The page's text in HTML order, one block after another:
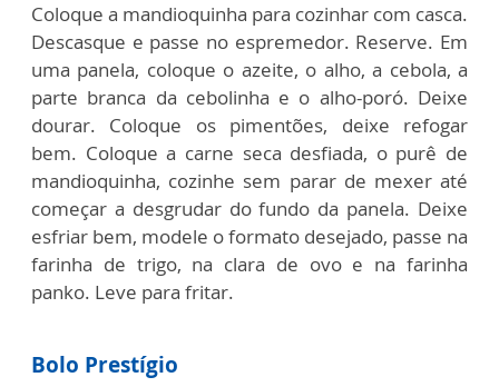
Coloque a mandioquinha para cozinhar com casca.
Descasque e passe no espremedor. Reserve. Em
uma panela, coloque o azeite, o alho, a cebola, a
parte branca da cebolinha e o alho-poró. Deixe
dourar. Coloque os pimentões, deixe refogar
bem. Coloque a carne seca desfiada, o purê de
mandioquinha, cozinhe sem parar de mexer até
começar a desgrudar do fundo da panela. Deixe
esfriar bem, modele o formato desejado, passe na
farinha de trigo, na clara de ovo e na farinha
panko. Leve para fritar.
Bolo Prestígio